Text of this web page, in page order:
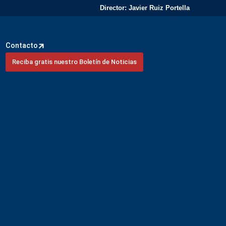
Director: Javier Ruiz Portella
Contacto
Reciba gratis nuestro Boletín de Noticias